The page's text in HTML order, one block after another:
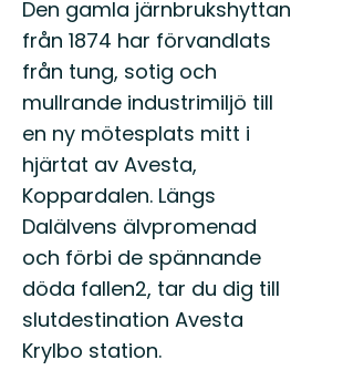
Den gamla järnbrukshyttan
från 1874 har förvandlats
från tung, sotig och
mullrande industrimiljö till
en ny mötesplats mitt i
hjärtat av Avesta,
Koppardalen. Längs
Dalälvens älvpromenad
och förbi de spännande
döda fallen2, tar du dig till
slutdestination Avesta
Krylbo station.